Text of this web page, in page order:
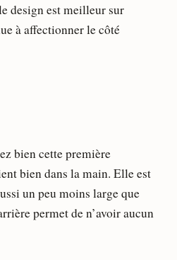
design est meilleur sur
à affectionner le côté
bien cette première
bien dans la main. Elle est
un peu moins large que
permet de n’avoir aucun